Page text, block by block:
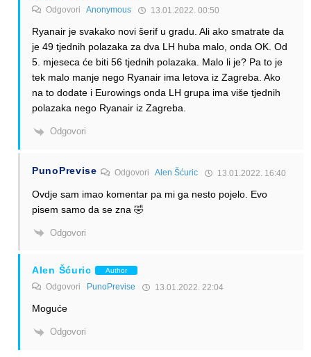
Odgovori Anonymous 13.01.2022. 00:50
Ryanair je svakako novi šerif u gradu. Ali ako smatrate da
je 49 tjednih polazaka za dva LH huba malo, onda OK. Od
5. mjeseca će biti 56 tjednih polazaka. Malo li je? Pa to je
tek malo manje nego Ryanair ima letova iz Zagreba. Ako
na to dodate i Eurowings onda LH grupa ima više tjednih
polazaka nego Ryanair iz Zagreba.
Odgovori
PunoPrevise Odgovori Alen Šćuric 13.01.2022. 16:40
Ovdje sam imao komentar pa mi ga nesto pojelo. Evo
pisem samo da se zna 🤣
Odgovori
Alen Šćuric Author
Odgovori PunoPrevise 13.01.2022. 22:04
Moguće
Odgovori